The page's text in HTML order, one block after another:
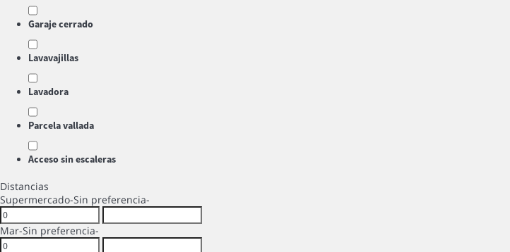
Garaje cerrado
Lavavajillas
Lavadora
Parcela vallada
Acceso sin escaleras
Distancias
Supermercado-Sin preferencia-
Mar-Sin preferencia-